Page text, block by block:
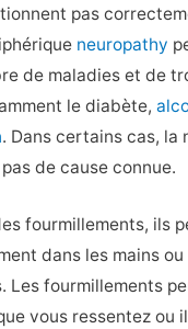
pas
neuropathy
de maladies et de
le diabète,
. Dans certains cas, la
de cause connue.
fourmillements, ils
dans les mains ou
Les fourmillements
vous ressentez ou